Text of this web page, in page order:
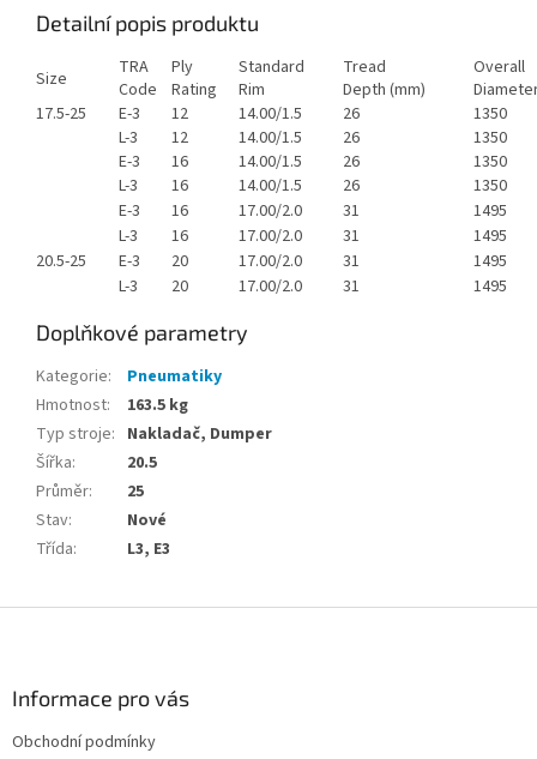
Detailní popis produktu
Size
TRA
Code
Ply
Rating
Standard
Rim
Tread
Depth (mm)
Overall
17.5-25
E-3 12 14.00/1.5 26
1350
L-3
12 14.00/1.5 26
1350
E-3
16 14.00/1.5 26
1350
L-3
16 14.00/1.5 26
1350
E-3
16 17.00/2.0 31
1495
L-3
16 17.00/2.0 31
1495
20.5-25
E-3 20 17.00/2.0 31
1495
L-3
20 17.00/2.0 31 1495
Doplňkové parametry
Kategorie:
Pneumatiky
Hmotnost:
163.5 kg
Typ stroje: Nakladač, Dumper
Šířka:
20.5
Průměr:
25
Stav:
Nové
Třída: L3, E3
Informace pro vás
Obchodní podmínky